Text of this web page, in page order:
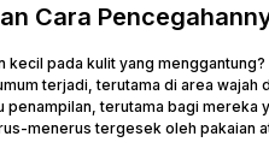
Cara
kecil pada kulit yang
terjadi, terutama di area wajah
terutama bagi mereka
menerus tergesek oleh pakaian